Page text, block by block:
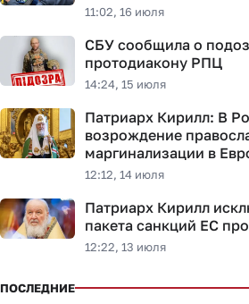
11:02, 16 июля
СБУ сообщила о
протодиакону РПЦ
14:24, 15 июля
Патриарх Кирилл: В
возрождение
маргинализации в
12:12, 14 июля
Патриарх Кирилл
пакета санкций ЕС
12:22, 13 июля
ПОСЛЕДНИЕ